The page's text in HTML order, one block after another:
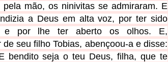
mão, os ninivitas se admiraram. E
a Deus em alta voz, por ter sido
e por lhe ter aberto os olhos. E,
seu filho Tobias, abençoou-a e disse:
bendito seja o teu Deus, filha, que te